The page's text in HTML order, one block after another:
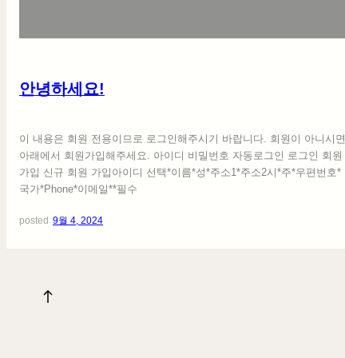
!
안녕하세요!
이 내용은 회원 전용이므로 로그인해주시기 바랍니다. 회원이 아니시면
아래에서 회원가입해주세요. 아이디 비밀번호 자동로그인 로그인 회원
가입 신규 회원 가입아이디 선택*이름*성*주소1*주소2시*주*우편번호*
국가*Phone*이메일**필수
posted 9월 4, 2024